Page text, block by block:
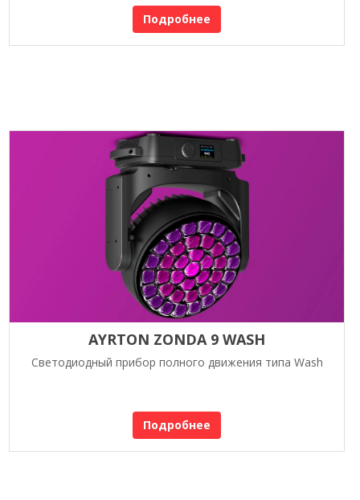
Подробнее
AYRTON ZONDA 9 WASH
Светодиодный прибор полного движения типа Wash
Подробнее